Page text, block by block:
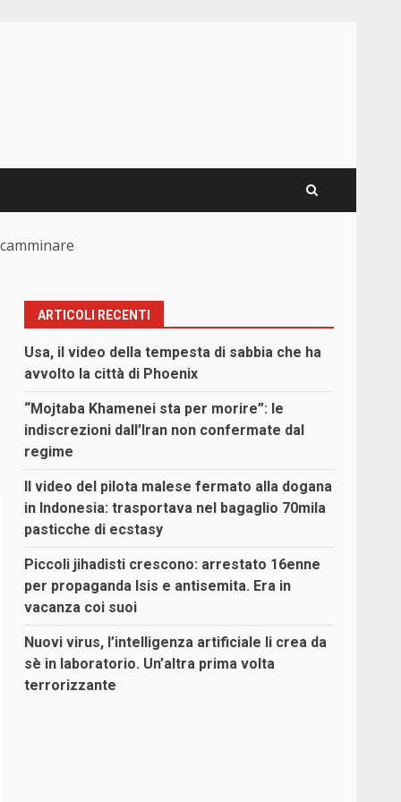
ARTICOLI RECENTI
Usa, il video della tempesta di sabbia che ha
avvolto la città di Phoenix
“Mojtaba Khamenei sta per morire”: le
indiscrezioni dall’Iran non confermate dal
regime
Il video del pilota malese fermato alla dogana
in Indonesia: trasportava nel bagaglio 70mila
pasticche di ecstasy
Piccoli jihadisti crescono: arrestato 16enne
per propaganda Isis e antisemita. Era in
vacanza coi suoi
Nuovi virus, l’intelligenza artificiale li crea da
sè in laboratorio. Un’altra prima volta
terrorizzante